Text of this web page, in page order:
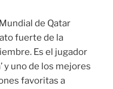
de Qatar
fuerte de la
Es el jugador
y uno de los mejores
favoritas a